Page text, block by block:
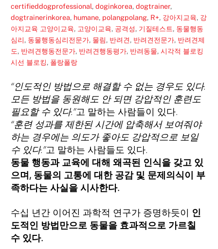
certifieddogprofessional,doginkorea,dogtrainer,
dogtrainerinkorea, humane, polangpolang, R+, 강아지교육, 강
아지교육 고양이교육, 고양이교육, 공격성, 기질테스트, 동물행동
심리, 동물행동심리전문가, 물림, 반려견, 반려견전문가, 반려견제
도, 반려견행동전문가, 반려견행동평가, 반려동물,시각적 블로킹
시선 블로킹, 폴랑폴랑
“인도적인 방법으로 해결할 수 없는 경우도 있다.
모든 방법을 동원해도 안 되면 강압적인 훈련도
필요할 수 있다.”고 말하는 사람들이 있다.
“훈련 성과를 제한된 시간에 압축해서 보여줘야
하는 경우에는 의도가 좋아도 강압적으로 보일
수 있다.”고 말하는 사람들도 있다.
동물 행동과 교육에 대해 왜곡된 인식을 갖고 있
으며, 동물의 고통에 대한 공감 및 문제의식이 부
족하다는 사실을 시사한다.
수십 년간 이어진 과학적 연구가 증명하듯이 인
도적인 방법만으로 동물을 효과적으로 가르칠
수 있다.